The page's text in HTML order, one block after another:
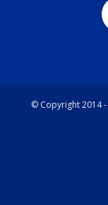
© Copyright 2014 -